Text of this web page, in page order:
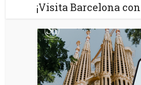
¡Visita Barcelona